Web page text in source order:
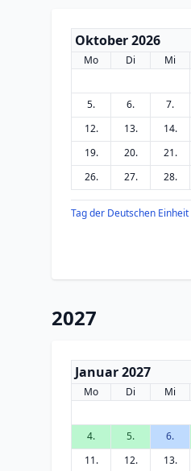
Oktober 2026
Mo Di Mi
5.
6. 7.
12.
13. 14.
19.
20. 21.
26.
27. 28.
Tag der Deutschen Einheit
2027
Januar 2027
Mo Di Mi
4.
5. 6.
11.
12. 13.